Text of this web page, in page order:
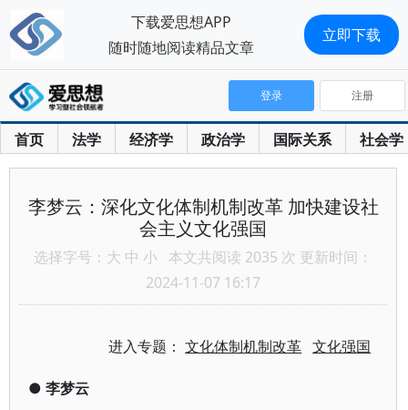
首页 法学 经济学 政治学 国际关系 社会学
登录 注册
李梦云：深化文化体制机制改革 加快建设社
会主义文化强国
选择字号： 大 中 小 本文共阅读 2035 次 更新时间：
2024-11-07 16:17
进入专题：文化体制机制改革 文化强国
● 李梦云
下载爱思想APP
随时随地阅读精品文章
立即下载